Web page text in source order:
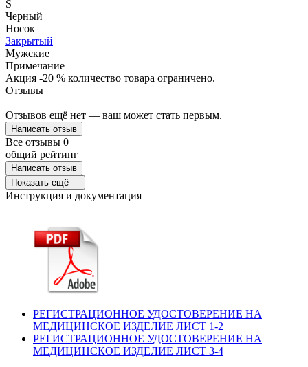
S
Черный
Носок
Закрытый
Мужские
Примечание
Акция -20 % количество товара ограничено.
Отзывы
Отзывов ещё нет — ваш может стать первым.
Написать отзыв
Все отзывы 0
общий рейтинг
Написать отзыв
Показать ещё
Инструкция и документация
РЕГИСТРАЦИОННОЕ УДОСТОВЕРЕНИЕ НА
МЕДИЦИНСКОЕ ИЗДЕЛИЕ ЛИСТ 1-2
РЕГИСТРАЦИОННОЕ УДОСТОВЕРЕНИЕ НА
МЕДИЦИНСКОЕ ИЗДЕЛИЕ ЛИСТ 3-4